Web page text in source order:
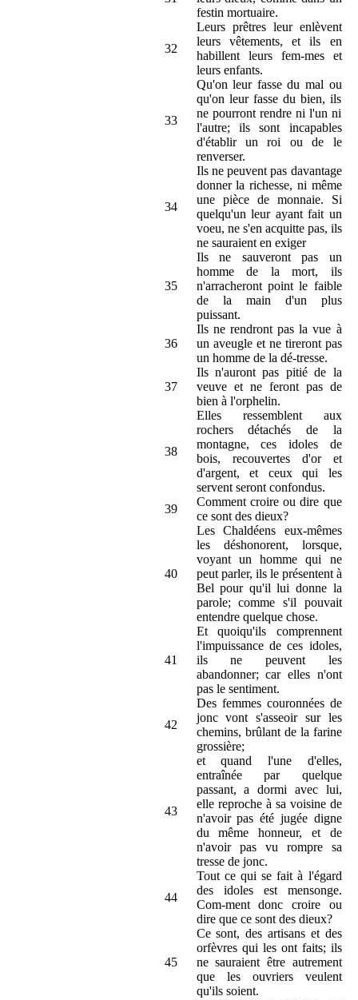
festin mortuaire.
32
Leurs prêtres leur enlèvent
leurs vêtements, et ils en
habillent leurs fem-mes et
leurs enfants.
33
Qu'on leur fasse du mal ou
qu'on leur fasse du bien, ils
ne pourront rendre ni l'un ni
l'autre; ils sont incapables
d'établir un roi ou de le
renverser.
34
Ils ne peuvent pas davantage
donner la richesse, ni même
une pièce de monnaie. Si
quelqu'un leur ayant fait un
voeu, ne s'en acquitte pas, ils
ne sauraient en exiger
35
Ils ne sauveront pas un
homme de la mort, ils
n'arracheront point le faible
de la main d'un plus
puissant.
36
Ils ne rendront pas la vue à
un aveugle et ne tireront pas
un homme de la dé-tresse.
37
Ils n'auront pas pitié de la
veuve et ne feront pas de
bien à l'orphelin.
38
Elles ressemblent aux
rochers détachés de la
montagne, ces idoles de
bois, recouvertes d'or et
d'argent, et ceux qui les
servent seront confondus.
39
Comment croire ou dire que
ce sont des dieux?
40
Les Chaldéens eux-mêmes
les déshonorent, lorsque,
voyant un homme qui ne
peut parler, ils le présentent à
Bel pour qu'il lui donne la
parole; comme s'il pouvait
entendre quelque chose.
41
Et quoiqu'ils comprennent
l'impuissance de ces idoles,
ils ne peuvent les
abandonner; car elles n'ont
pas le sentiment.
42
Des femmes couronnées de
jonc vont s'asseoir sur les
chemins, brûlant de la farine
grossière;
43
et quand l'une d'elles,
entraînée par quelque
passant, a dormi avec lui,
elle reproche à sa voisine de
n'avoir pas été jugée digne
du même honneur, et de
n'avoir pas vu rompre sa
tresse de jonc.
44
Tout ce qui se fait à l'égard
des idoles est mensonge.
Com-ment donc croire ou
dire que ce sont des dieux?
45
Ce sont, des artisans et des
orfèvres qui les ont faits; ils
ne sauraient être autrement
que les ouvriers veulent
qu'ils soient.